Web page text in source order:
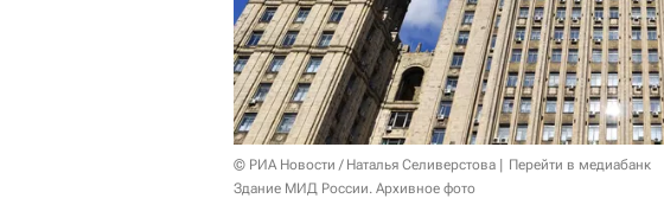
© РИА Новости / Наталья Селиверстова
Перейти в медиабанк
Здание МИД России. Архивное фото